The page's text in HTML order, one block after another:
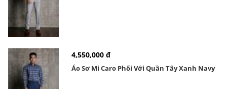
4,550,000 đ
Áo Sơ Mi Caro Phối Với Quần Tây Xanh Navy